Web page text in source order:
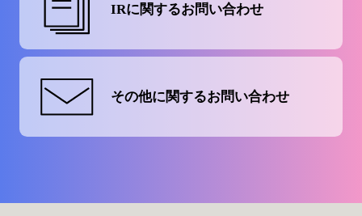
IRに関するお問い合わせ
その他に関するお問い合わせ